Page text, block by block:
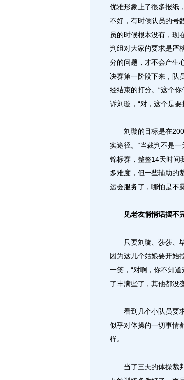
优雅形象上了很多报纸
不好，有时候队员的号
员的时候根本没有，现
判组对大家的要求是严
分的问题，才不会产生
决赛第一阶段下来，队
经结束的打分。“这个
诉刘璇，“对，这个是要
刘璇的目标是在2008
实途径。“当裁判不是
锦标赛，整整14天时间
多难度，但一些辅助的
运会服务了，哪怕是不
见老友悄悄话摆不
只要刘璇、莎莎、毕
因为这几个姑娘要开始
一笑，“对啊，你不知
了丰满些了，其他都
看到几个小队员要求
似乎对体操的一切事情
样。
当了三天的体操裁判